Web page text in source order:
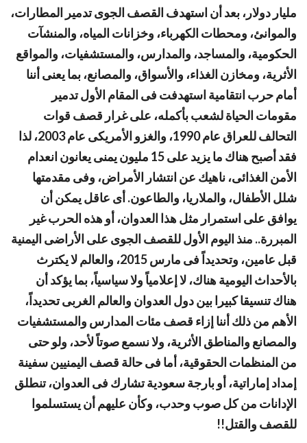
مليار دولار، بعد أن استهدف القصف الجوى تدمير المطارات،
والموانئ، ومحطات الكهرباء، وخزانات المياه، والمنشآت
الحكومية، والمساجد، والمدارس، والمستشفيات، والمواقع
الأثرية، ومخازن الغذاء، والأسواق، والمصانع، بما يعنى أننا
أمام حرب انتقامية استهدفت فى المقام الأول تدمير
مقومات الحياة لشعب بأكمله، على غرار قصف قوات
التحالف للعراق عام 1990، والغزو الأمريكى عام 2003، لذا
فقد أصبح هناك ما يزيد على 15 مليون يمنى يعانون انعدام
الأمن الغذائى، ناهيك عن انتشار الأمراض، ﻭفى مقدمتها
شلل الأطفال، والملاريا، والطاعون. أى عاقل يمكن أن
يوافق على استمرار مثل هذا العدوان، أو هذه الحرب غير
المبررة.. منذ اليوم الأول للقصف الجوى على الأراضى اليمنية
قبل عامين، وتحديداً فى مارس 2015، والعالم لا يكترث
بالأحداث اليومية هناك، لا إعلامياً ولا سياسياً، بما يؤكد أن
هناك تنسيقا كبيرا بين دول العدوان والعالم الغربى تحديداً،
الأهم من ذلك أننا إزاء قصف مئات المدارس والمستشفيات
والمصانع والمناطق الأثرية، ولا نسمع صوتاً لأحد، ولو حتى
من المنظمات الحقوقية، أما فى حالة قصف اليمنيين سفينة
إمداد إماراتية، أو بارجة سعودية تشارك فى العدوان، تنطلق
الإدانات من كل صوب وحدب، وكأن عليهم أن يستسلموا
للقصف والقتل!!